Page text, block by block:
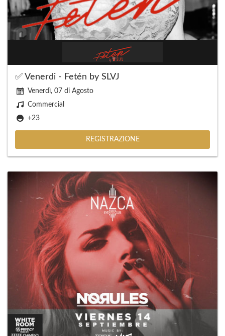
✅ Venerdi - Fetén by SLVJ
Venerdì, 07 di Agosto
Commercial
+23
REGISTRAZIONE